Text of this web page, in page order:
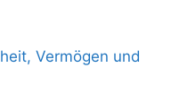
Vermögen und